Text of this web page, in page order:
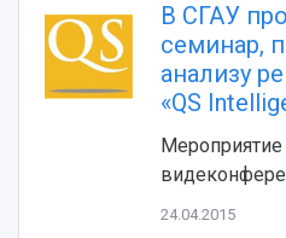
В СГАУ
семинар,
анализу
«QS
24.04.2015